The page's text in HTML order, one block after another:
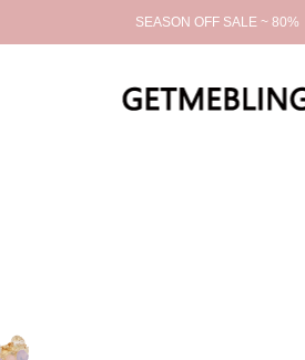
SEASON OFF SALE ~ 80%